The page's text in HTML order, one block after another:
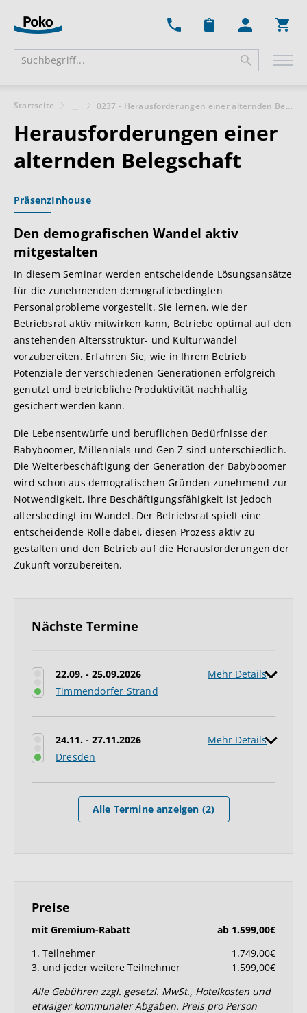
Startseite ... 0237 - Herausforderungen einer alternden Belegschaft
Herausforderungen einer
alternden Belegschaft
PräsenzInhouse
Den demografischen Wandel aktiv
mitgestalten
In diesem Seminar werden entscheidende Lösungsansätze
für die zunehmenden demografiebedingten
Personalprobleme vorgestellt. Sie lernen, wie der
Betriebsrat aktiv mitwirken kann, Betriebe optimal auf den
anstehenden Altersstruktur- und Kulturwandel
vorzubereiten. Erfahren Sie, wie in Ihrem Betrieb
Potenziale der verschiedenen Generationen erfolgreich
genutzt und betriebliche Produktivität nachhaltig
gesichert werden kann.
Die Lebensentwürfe und beruflichen Bedürfnisse der
Babyboomer, Millennials und Gen Z sind unterschiedlich.
Die Weiterbeschäftigung der Generation der Babyboomer
wird schon aus demografischen Gründen zunehmend zur
Notwendigkeit, ihre Beschäftigungsfähigkeit ist jedoch
altersbedingt im Wandel. Der Betriebsrat spielt eine
entscheidende Rolle dabei, diesen Prozess aktiv zu
gestalten und den Betrieb auf die Herausforderungen der
Zukunft vorzubereiten.
Nächste Termine
22.09. - 25.09.2026
Timmendorfer Strand
Mehr Details
24.11. - 27.11.2026
Dresden
Mehr Details
Alle Termine anzeigen (2)
Preise
mit Gremium-Rabatt
ab 1.599,00€
1. Teilnehmer
1.749,00€
3. und jeder weitere Teilnehmer
1.599,00€
Alle Gebühren zzgl. gesetzl. MwSt., Hotelkosten und
etwaiger kommunaler Abgaben. Preis pro Person